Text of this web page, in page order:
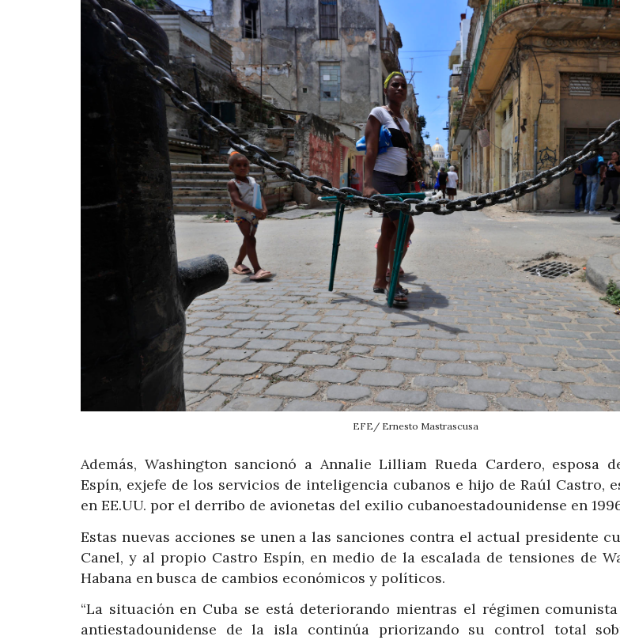
EFE/ Ernesto Mastrascusa
Además, Washington sancionó a Annalie Lilliam Rueda Cardero, esposa
Espín, exjefe de los servicios de inteligencia cubanos e hijo de Raúl Castro,
en EE.UU. por el derribo de avionetas del exilio cubanoestadounidense en
Estas nuevas acciones se unen a las sanciones contra el actual presidente
Canel, y al propio Castro Espín, en medio de la escalada de tensiones de
Habana en busca de cambios económicos y políticos.
“La situación en Cuba se está deteriorando mientras el régimen
antiestadounidense de la isla continúa priorizando su control total